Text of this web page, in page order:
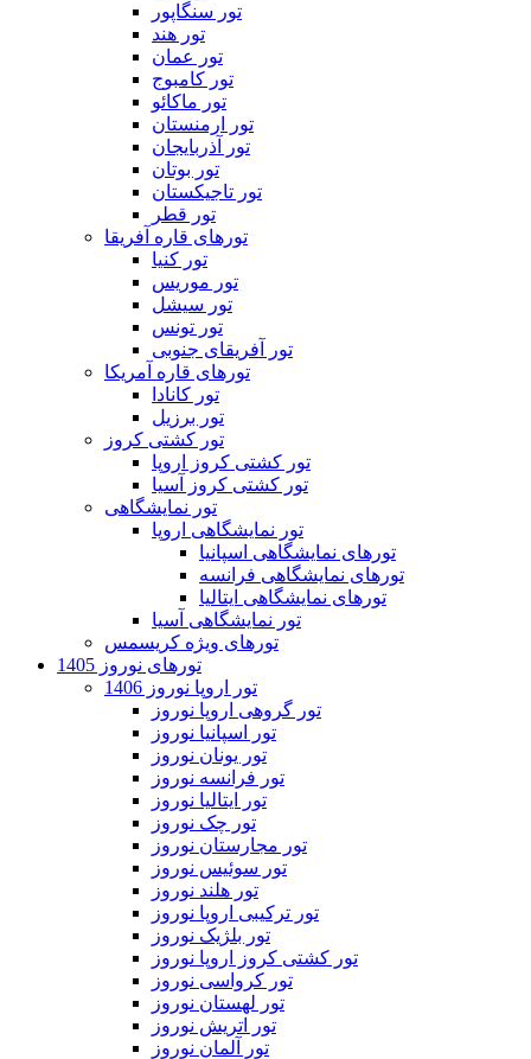
تور سنگاپور
تور هند
تور عمان
تور کامبوج
تور ماکائو
تور ارمنستان
تور آذربایجان
تور بوتان
تور تاجیکستان
تور قطر
تورهای قاره آفریقا
تور کنیا
تور موریس
تور سیشل
تور تونس
تور آفریقای جنوبی
تورهای قاره آمریکا
تور کانادا
تور برزیل
تور کشتی کروز
تور کشتی کروز اروپا
تور کشتی کروز آسیا
تور نمایشگاهی
تور نمایشگاهی اروپا
تورهای نمایشگاهی اسپانیا
تورهای نمایشگاهی فرانسه
تورهای نمایشگاهی ایتالیا
تور نمایشگاهی آسیا
تورهای ویژه کریسمس
تورهای نوروز 1405
تور اروپا نوروز 1406
تور گروهی اروپا نوروز
تور اسپانیا نوروز
تور یونان نوروز
تور فرانسه نوروز
تور ایتالیا نوروز
تور چک نوروز
تور مجارستان نوروز
تور سوئیس نوروز
تور هلند نوروز
تور ترکیبی اروپا نوروز
تور بلژیک نوروز
تور کشتی کروز اروپا نوروز
تور کرواسی نوروز
تور لهستان نوروز
تور اتریش نوروز
تور آلمان نوروز